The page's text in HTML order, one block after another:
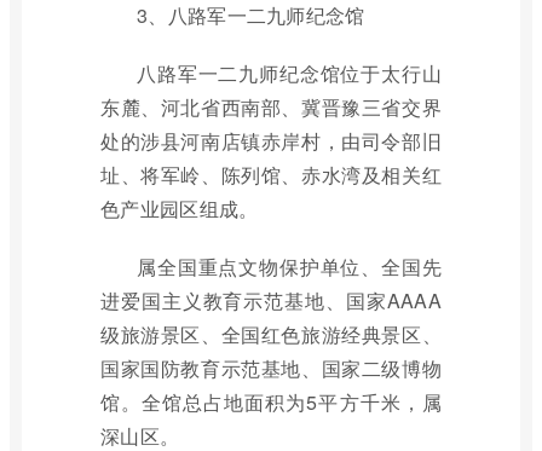
3、八路军一二九师纪念馆
八路军一二九师纪念馆位于太行山
东麓、河北省西南部、冀晋豫三省交界
处的涉县河南店镇赤岸村，由司令部旧
址、将军岭、陈列馆、赤水湾及相关红
色产业园区组成。
属全国重点文物保护单位、全国先
进爱国主义教育示范基地、国家AAAA
级旅游景区、全国红色旅游经典景区、
国家国防教育示范基地、国家二级博物
馆。全馆总占地面积为5平方千米，属
深山区。